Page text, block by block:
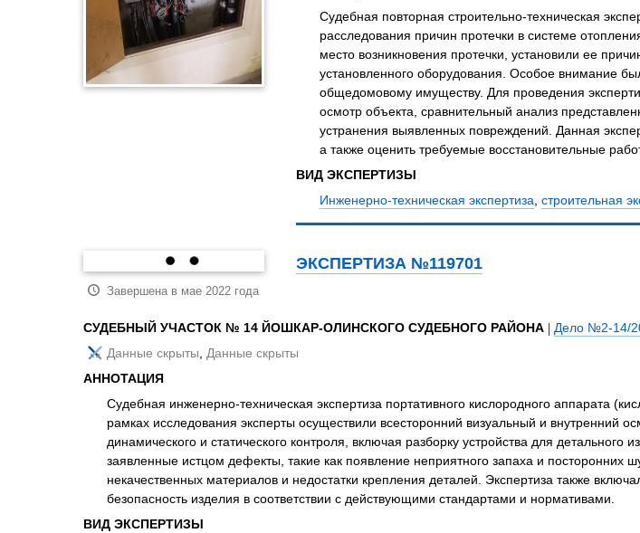
Судебная повторная строительно-техническая
расследования причин протечки в системе
место возникновения протечки, установили ее
установленного оборудования. Особое внимание
общедомовому имуществу. Для проведения
осмотр объекта, сравнительный анализ
устранения выявленных повреждений. Данная
а также оценить требуемые восстановительные
ВИД ЭКСПЕРТИЗЫ
Инженерно-техническая экспертиза, строительная
ЭКСПЕРТИЗА №119701
СУДЕБНЫЙ УЧАСТОК № 14 ЙОШКАР-ОЛИНСКОГО
Судебная инженерно-техническая экспертиза
качества и безопасности изделия. В рамках
аппарата, а также его функциональное
устройства для детального изучения внутренних
такие как появление неприятного запаха и
некачественных материалов и недостатки